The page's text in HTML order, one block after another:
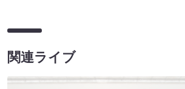
関連ライブ